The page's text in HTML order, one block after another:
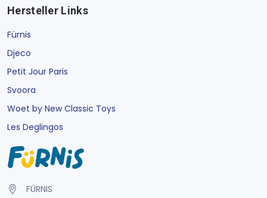
Hersteller Links
Fürnis
Djeco
Petit Jour Paris
Svoora
Woet by New Classic Toys
Les Deglingos
FÜRNIS